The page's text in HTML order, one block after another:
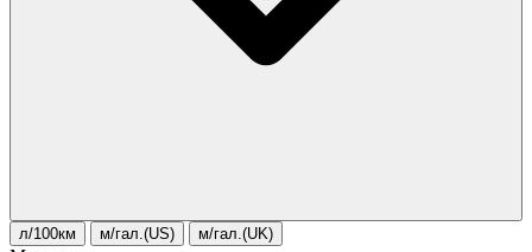
л/100км м/гал.(US) м/гал.(UK)